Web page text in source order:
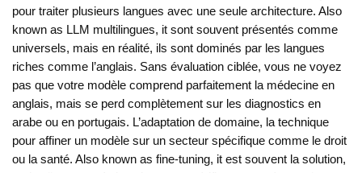
pour traiter plusieurs langues avec une seule architecture. Also
known as LLM multilingues, it sont souvent présentés comme
universels, mais en réalité, ils sont dominés par les langues
riches comme l’anglais. Sans évaluation ciblée, vous ne voyez
pas que votre modèle comprend parfaitement la médecine en
anglais, mais se perd complètement sur les diagnostics en
arabe ou en portugais. L’adaptation de domaine, la technique
pour affiner un modèle sur un secteur spécifique comme le droit
ou la santé. Also known as fine-tuning, it est souvent la solution,